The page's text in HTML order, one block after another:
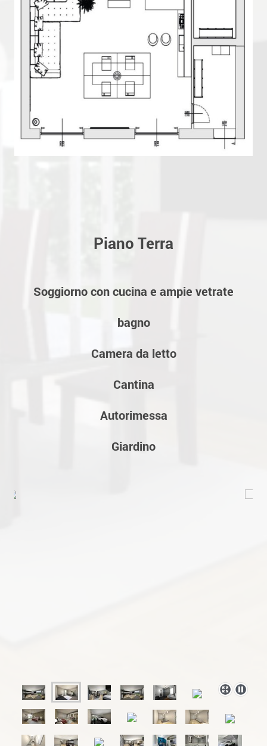
Piano Terra
Soggiorno con cucina e ampie vetrate
bagno
Camera da letto
Cantina
Autorimessa
Giardino